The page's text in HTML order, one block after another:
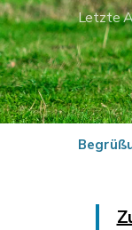
Letzte